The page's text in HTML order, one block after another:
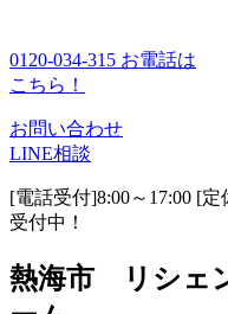
0120-034-315 お電話は
こちら！
お問い合わせ
LINE相談
[電話受付]8:00～17:00 [
受付中！
熱海市 リシェ